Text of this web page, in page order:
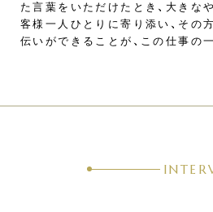
た言葉をいただけたとき、大きな
客様一人ひとりに寄り添い、その
伝いができることが、この仕事の